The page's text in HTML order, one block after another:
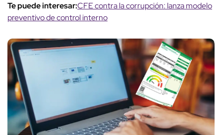
Te puede interesar:CFE contra la corrupción: lanza modelo
preventivo de control interno